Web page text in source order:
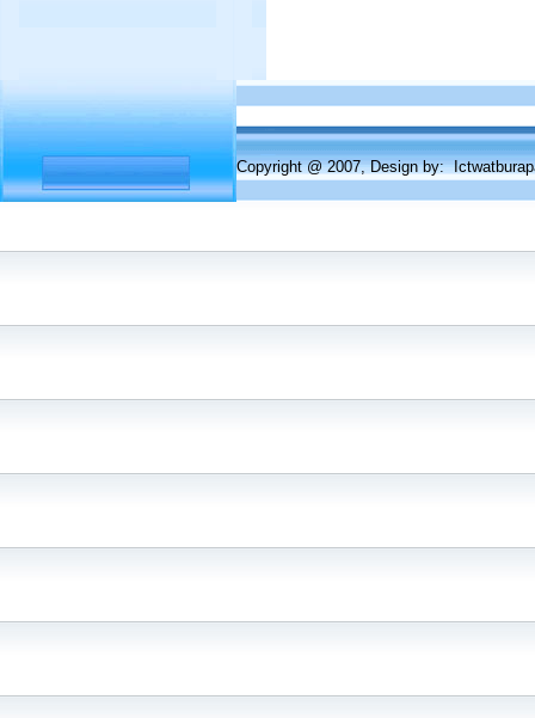
Copyright @ 2007, Design by: